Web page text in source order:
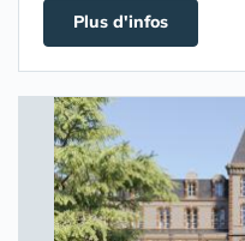
Plus d'infos